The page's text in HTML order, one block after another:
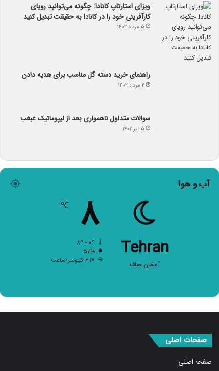
ویزای استارتاپ کانادا: چگونه می‌توانید رویای
کارآفرینی خود را در کانادا به حقیقت تبدیل کنید
۵ مرداد ۱۴۰۲
راهنمای خرید دسته گل مناسب برای هدیه دادن
۲ مرداد ۱۴۰۲
سوالات متداول ناهمواری بعد از لیپوماتیک غبغب
۵ تیر ۱۴۰۲
آب و هوا
Tehran
آسمان صاف
۸
۵۷%
۶.۱۷ کیلومتر/ساعت
صفحه اصلی
اخبار برگزیده